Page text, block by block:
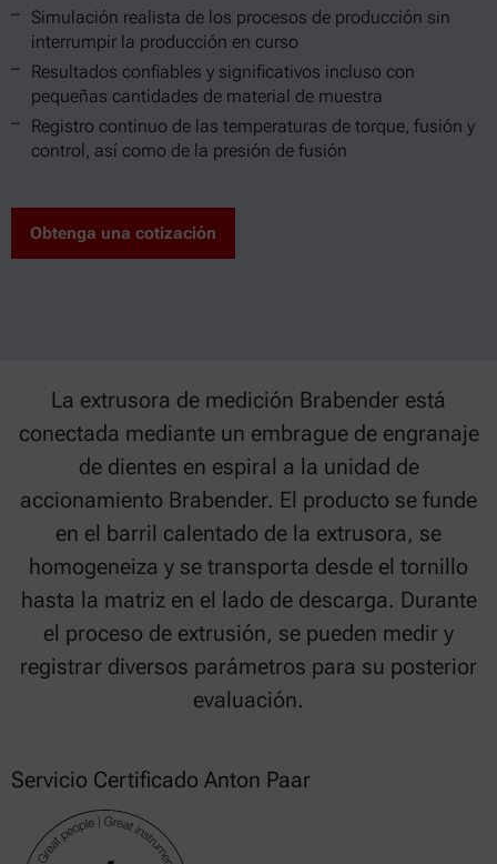
Simulación realista de los procesos de producción sin
interrumpir la producción en curso
Resultados confiables y significativos incluso con
pequeñas cantidades de material de muestra
Registro continuo de las temperaturas de torque, fusión y
control, así como de la presión de fusión
Obtenga una cotización
La extrusora de medición Brabender está
conectada mediante un embrague de engranaje
de dientes en espiral a la unidad de
accionamiento Brabender. El producto se funde
en el barril calentado de la extrusora, se
homogeneiza y se transporta desde el tornillo
hasta la matriz en el lado de descarga. Durante
el proceso de extrusión, se pueden medir y
registrar diversos parámetros para su posterior
evaluación.
Servicio Certificado Anton Paar